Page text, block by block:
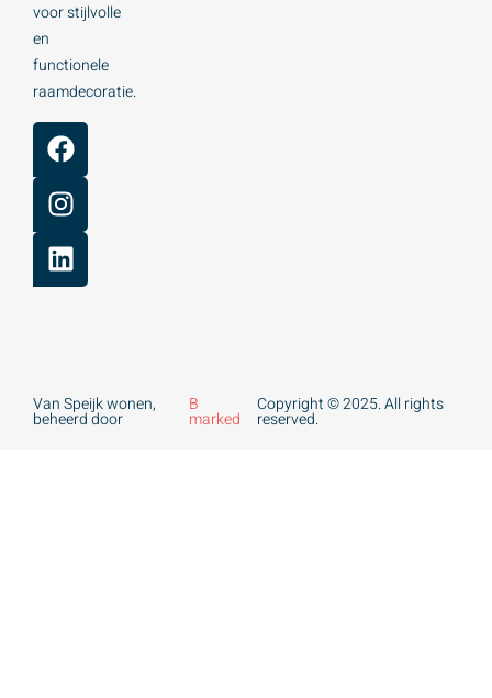
voor stijlvolle
en
functionele
raamdecoratie.
Van Speijk wonen,
beheerd door
B
marked
Copyright © 2025. All rights
reserved.